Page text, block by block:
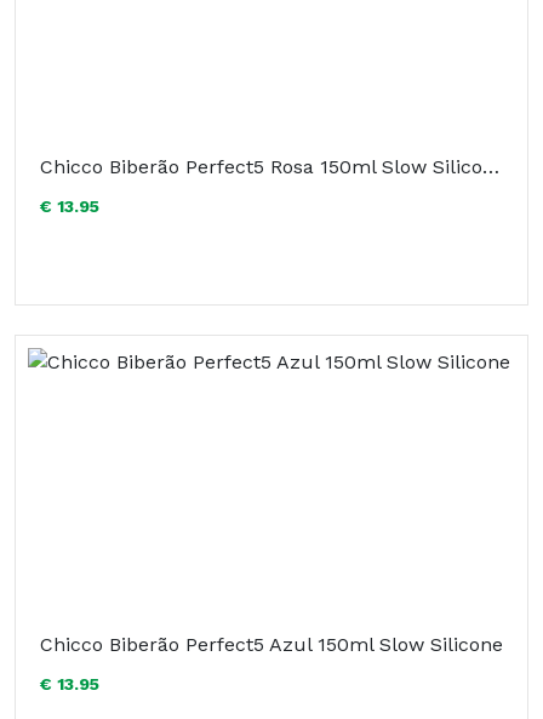
Chicco Biberão Perfect5 Rosa 150ml Slow Silicone
€ 13.95
Chicco Biberão Perfect5 Azul 150ml Slow Silicone
€ 13.95